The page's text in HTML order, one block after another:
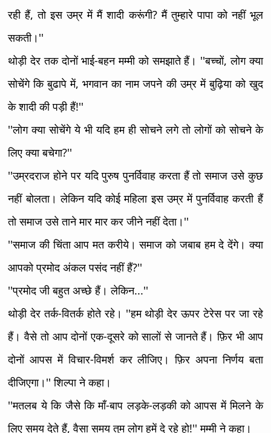
रही हैं, तो इस उम्र में मैं शादी करूंगी? मैं तुम्हारे पापा को नहीं भूल
सकती।''
थोड़ी देर तक दोनों भाई-बहन मम्मी को समझाते हैं। ''बच्चों, लोग क्या
सोचेंगे कि बुढापे में, भगवान का नाम जपने की उम्र में बुढ़िया को खुद
के शादी की पड़ी हैं!''
''लोग क्या सोचेंगे ये भी यदि हम ही सोचने लगे तो लोगों को सोचने के
लिए क्या बचेगा?''
''उम्रदराज होने पर यदि पुरुष पुनर्विवाह करता हैं तो समाज उसे कुछ
नहीं बोलता। लेकिन यदि कोई महिला इस उम्र में पुनर्विवाह करती हैं
तो समाज उसे ताने मार मार कर जीने नहीं देता।''
''समाज की चिंता आप मत करीये। समाज को जबाब हम दे देंगे। क्या
आपको प्रमोद अंकल पसंद नहीं हैं?''
''प्रमोद जी बहुत अच्छे हैं। लेकिन...''
थोड़ी देर तर्क-वितर्क होते रहे। ''हम थोड़ी देर ऊपर टेरेस पर जा रहे
हैं। वैसे तो आप दोनों एक-दूसरे को सालों से जानते हैं। फ़िर भी आप
दोनों आपस में विचार-विमर्श कर लीजिए। फ़िर अपना निर्णय बता
दीजिएगा।'' शिल्पा ने कहा।
''मतलब ये कि जैसे कि माँ-बाप लड़के-लड़की को आपस में मिलने के
लिए समय देते हैं, वैसा समय तुम लोग हमें दे रहे हो!'' मम्मी ने कहा।